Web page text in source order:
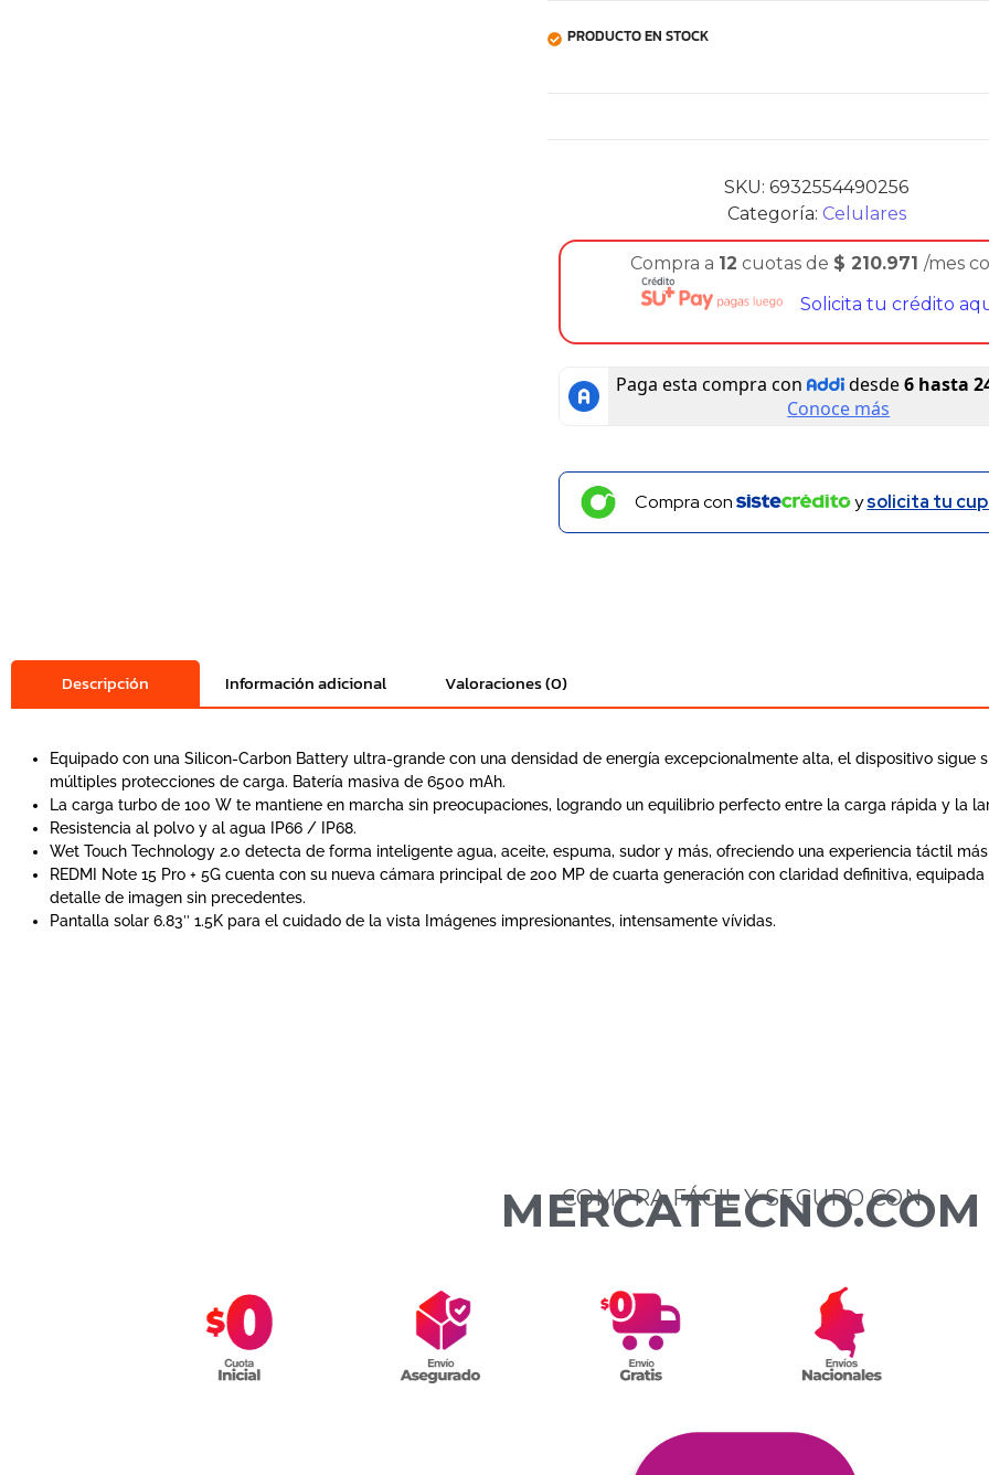
PRODUCTO EN STOCK
SKU:6932554490256
Categoría: Celulares
Compra a 12 cuotas de $ 210.971 /mes
Solicita tu crédito
Compra con ysolicita tu
Descripción Información adicional Valoraciones (0)
Equipado con una Silicon-Carbon Battery ultra-grande con una densidad de energía excepcionalmente alta, el dispositivo sigue
múltiples protecciones de carga. Batería masiva de 6500 mAh.
La carga turbo de 100 W te mantiene en marcha sin preocupaciones, logrando un equilibrio perfecto entre la carga rápida y la
Resistencia al polvo y al agua IP66 / IP68.
Wet Touch Technology 2.0 detecta de forma inteligente agua, aceite, espuma, sudor y más, ofreciendo una experiencia táctil
REDMI Note 15 Pro + 5G cuenta con su nueva cámara principal de 200 MP de cuarta generación con claridad definitiva,
detalle de imagen sin precedentes.
Pantalla solar 6.83″ 1.5K para el cuidado de la vista
Imágenes impresionantes, intensamente vívidas.
COMPRA FÁCIL Y SEGURO CON
MERCATECNO.COM